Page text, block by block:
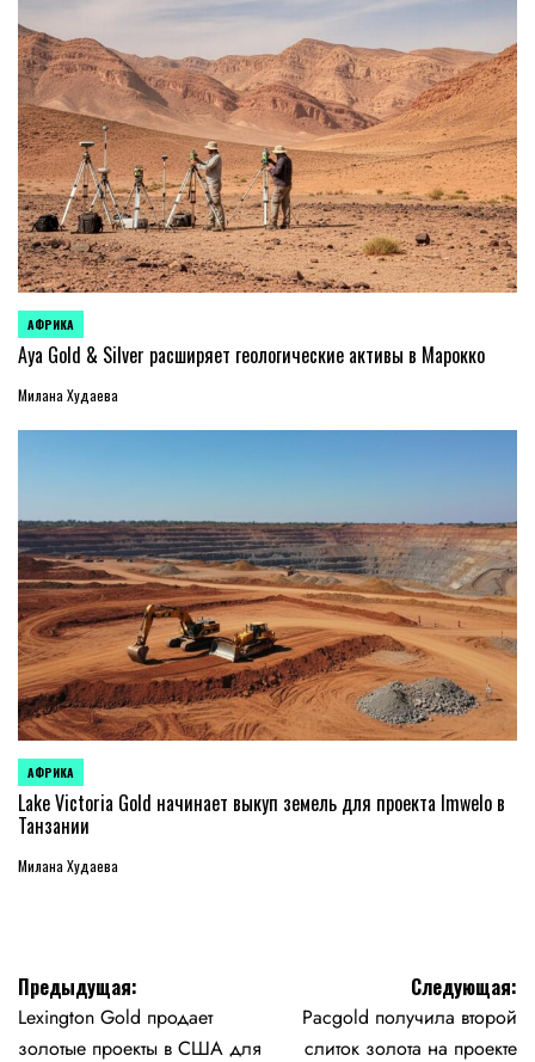
ОПУБЛИКОВАНО
В
АФРИКА
Aya Gold & Silver расширяет геологические активы в Марокко
Милана Худаева
ОПУБЛИКОВАНО
В
АФРИКА
Lake Victoria Gold начинает выкуп земель для проекта Imwelo в
Танзании
Милана Худаева
Навигация
по
Предыдущая:
Lexington Gold продает
золотые проекты в США для
Следующая:
Pacgold получила второй
слиток золота на проекте